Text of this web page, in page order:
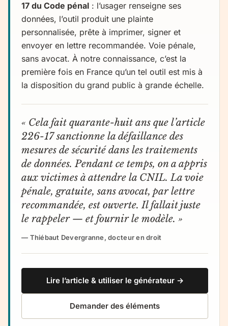
17 du Code pénal : l’usager renseigne ses
données, l’outil produit une plainte
personnalisée, prête à imprimer, signer et
envoyer en lettre recommandée. Voie pénale,
sans avocat. À notre connaissance, c’est la
première fois en France qu’un tel outil est mis à
la disposition du grand public à grande échelle.
« Cela fait quarante-huit ans que l’article
226-17 sanctionne la défaillance des
mesures de sécurité dans les traitements
de données. Pendant ce temps, on a appris
aux victimes à attendre la CNIL. La voie
pénale, gratuite, sans avocat, par lettre
recommandée, est ouverte. Il fallait juste
le rappeler — et fournir le modèle. »
— Thiébaut Devergranne, docteur en droit
Lire l’article & utiliser le générateur →
Demander des éléments